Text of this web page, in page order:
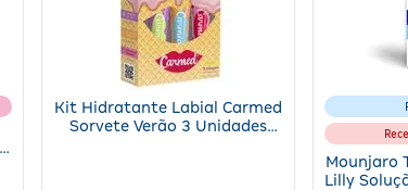
Kit Hidratante Labial Carmed
Sorvete Verão 3 Unidades
Mounjaro
Lilly